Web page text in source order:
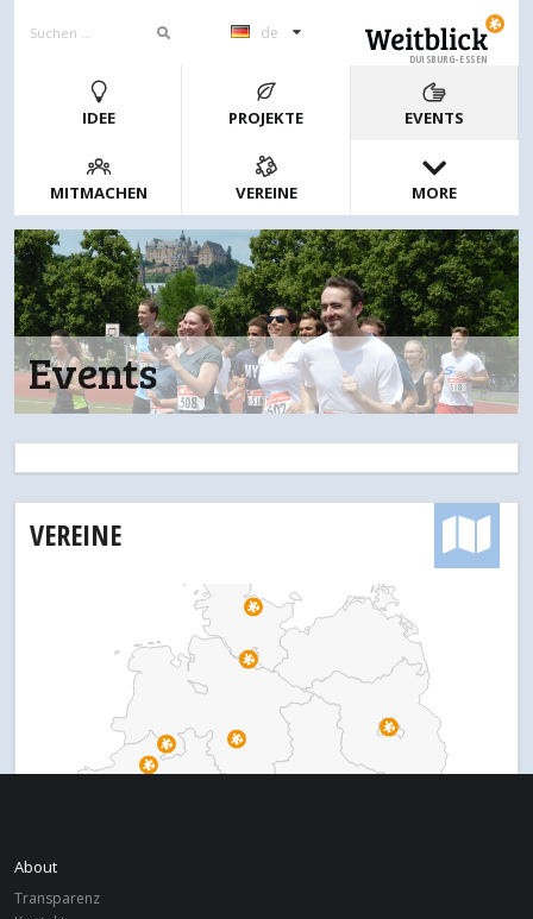
de
DUISBURG-ESSEN
IDEE PROJEKTE EVENTS
MITMACHEN VEREINE MORE
Events
VEREINE
About
Transparenz